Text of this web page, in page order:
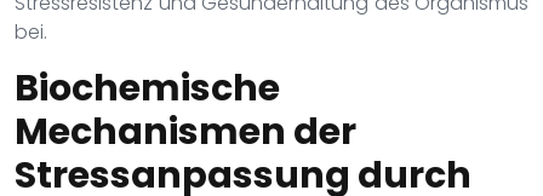
bei.
Biochemische
Mechanismen der
Stressanpassung durch